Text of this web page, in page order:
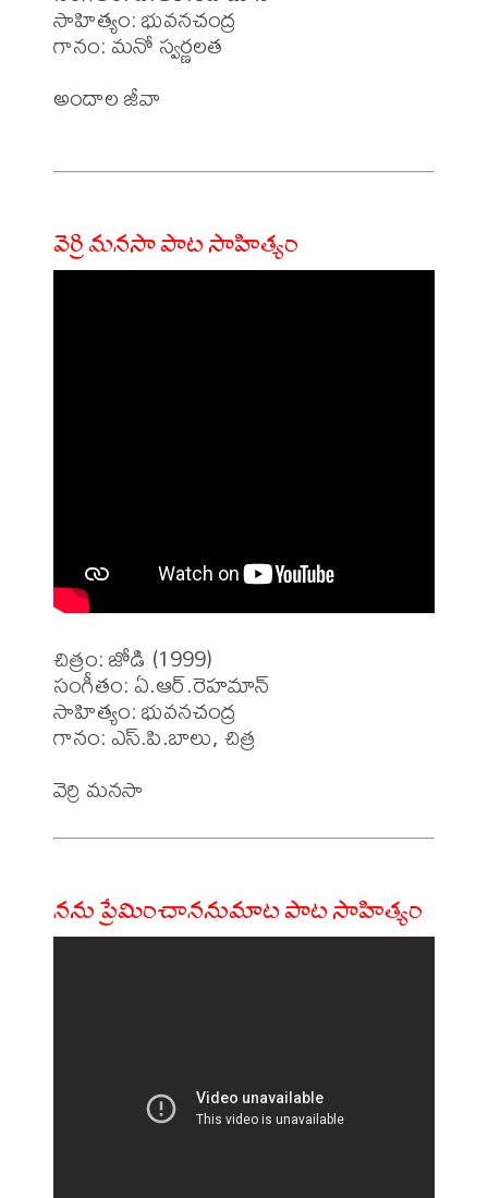
సాహిత్యం: భువనచంద్ర
గానం: మనో స్వర్ణలత
అందాల జీవా
వెర్రి మనసా పాట సాహిత్యం
చిత్రం: జోడి (1999)
సంగీతం: ఏ.ఆర్.రెహమాన్
సాహిత్యం: భువనచంద్ర
గానం: ఎస్.పి.బాలు, చిత్ర
నను ప్రేమించాననుమాట పాట సాహిత్యం